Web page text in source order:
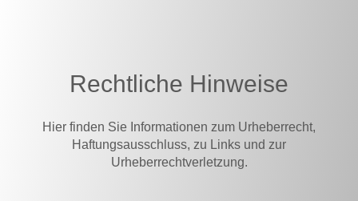
Rechtliche Hinweise
Hier finden Sie Informationen zum Urheberrecht,
Haftungsausschluss, zu Links und zur
Urheberrechtverletzung.